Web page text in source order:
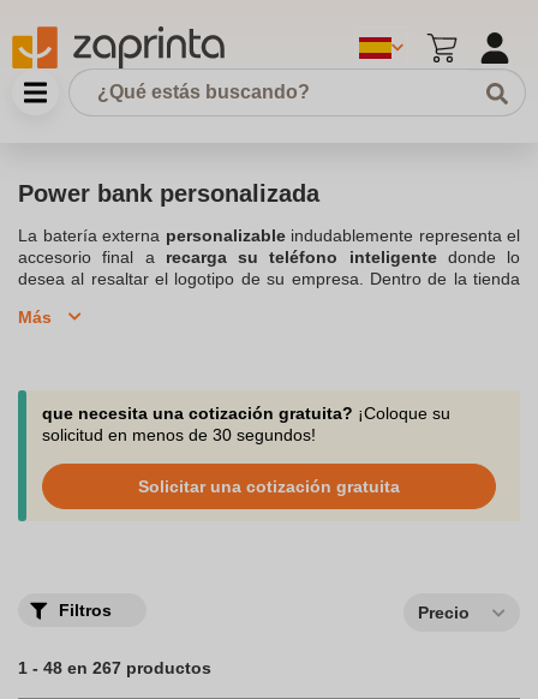
Power bank personalizada
La batería externa personalizable indudablemente representa el
accesorio final a recarga su teléfono inteligente donde lo
desea al resaltar el logotipo de su empresa. Dentro de la tienda
descubra sin más retrasar una colección muy suministrada de
impresión de su logotipo en el accesorio. Dependiendo de sus
necesidades y las de sus empleados, encontrará muy fácilmente
la batería externa personalizable que necesita y equipada con
Regalos tecnológicos personalizados . También tenemos modelos
solares o inalámbricos del banco de energía. A partir de
entonces, solo tiene que elegir su batería nómada y, por lo tanto,
Más
que necesita una cotización gratuita? ¡Coloque su
solicitud en menos de 30 segundos!
Solicitar una cotización gratuita
Filtros Precio
1 - 48 en 267 productos